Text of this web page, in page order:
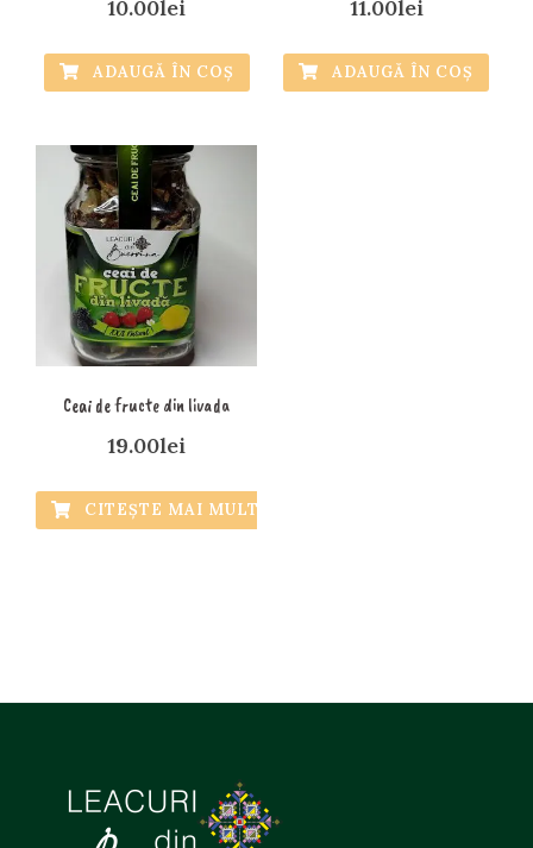
10.00lei
ADAUGĂ ÎN COȘ
11.00lei
ADAUGĂ ÎN COȘ
Ceai de fructe din livada
19.00lei
CITEȘTE MAI MULT